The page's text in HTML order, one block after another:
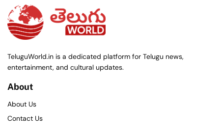
TeluguWorld.in is a dedicated platform for Telugu news,
entertainment, and cultural updates.
About
About Us
Contact Us